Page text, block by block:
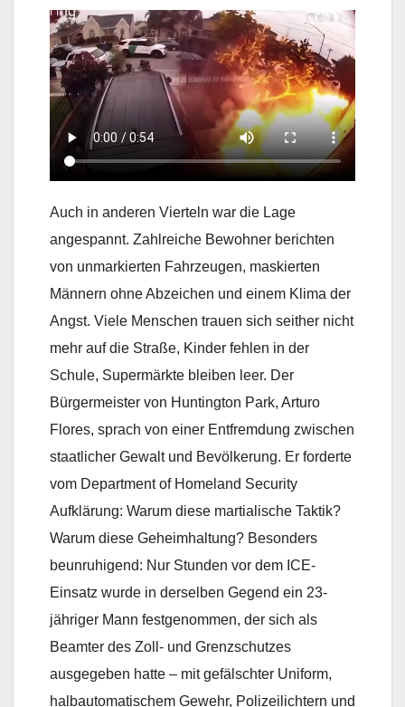
Auch in anderen Vierteln war die Lage
angespannt. Zahlreiche Bewohner berichten
von unmarkierten Fahrzeugen, maskierten
Männern ohne Abzeichen und einem Klima der
Angst. Viele Menschen trauen sich seither nicht
mehr auf die Straße, Kinder fehlen in der
Schule, Supermärkte bleiben leer. Der
Bürgermeister von Huntington Park, Arturo
Flores, sprach von einer Entfremdung zwischen
staatlicher Gewalt und Bevölkerung. Er forderte
vom Department of Homeland Security
Aufklärung: Warum diese martialische Taktik?
Warum diese Geheimhaltung? Besonders
beunruhigend: Nur Stunden vor dem ICE-
Einsatz wurde in derselben Gegend ein 23-
jähriger Mann festgenommen, der sich als
Beamter des Zoll- und Grenzschutzes
ausgegeben hatte – mit gefälschter Uniform,
halbautomatischem Gewehr, Polizeilichtern und